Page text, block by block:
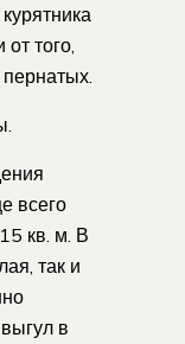
того,
всего
кв. м. В
так и
в